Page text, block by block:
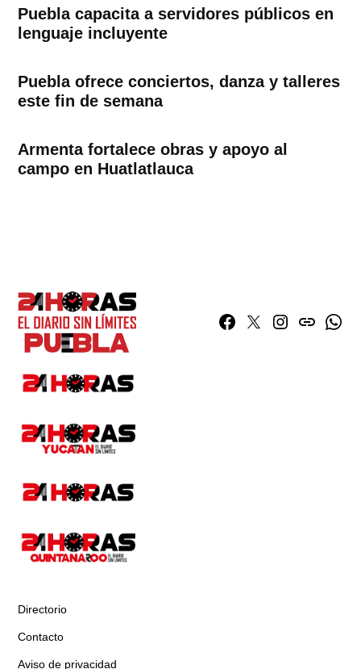
Puebla capacita a servidores públicos en
lenguaje incluyente
Puebla ofrece conciertos, danza y talleres
este fin de semana
Armenta fortalece obras y apoyo al
campo en Huatlatlauca
Facebook
TwitterInstagram
issuu
Directorio
Contacto
Aviso de privacidad